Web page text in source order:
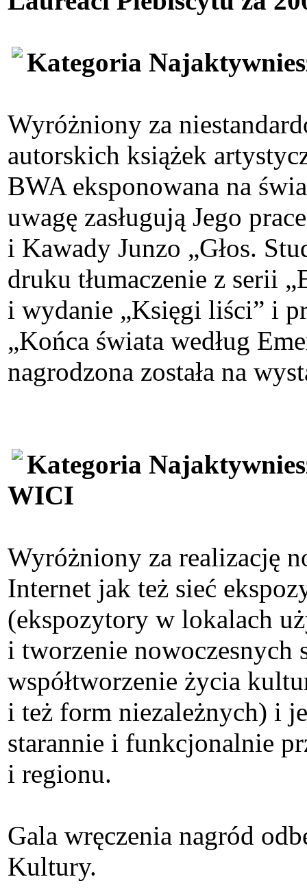
Kategoria
Wyróżniony za
autorskich książek
BWA eksponowana na
uwagę zasługują Jego
i Kawady Junzo „Głos.
druku tłumaczenie z serii
i wydanie „Księgi liści” i
„Końca świata według
nagrodzona została na
Kategoria
WICI
Wyróżniony za realizację
Internet jak też sieć
(ekspozytory w lokalach
i tworzenie nowoczesnych
współtworzenie życia
i też form niezależnych) i
starannie i funkcjonalnie
i regionu.
Gala wręczenia nagród
Kultury.